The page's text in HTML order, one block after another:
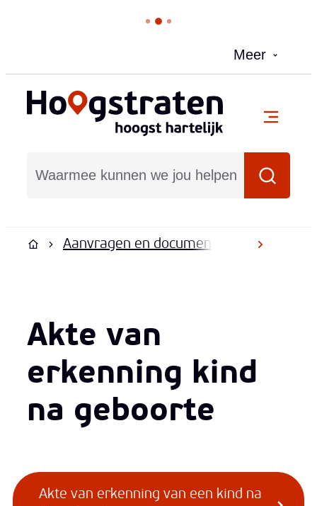
Meer
Hoogstraten
Zoeken
menu
scroll
Startpagina
Aanvragen en documenten
Akte van
erkenning kind
na geboorte
Akte van erkenning van een kind na